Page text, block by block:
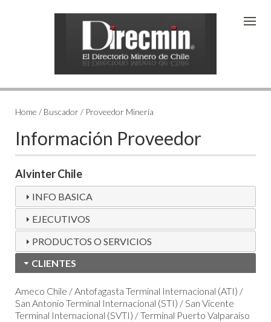
Home / Buscador / Proveedor Minería
Información Proveedor
Alvinter Chile
INFO BASICA
EJECUTIVOS
PRODUCTOS O SERVICIOS
CLIENTES
Ameco Chile / Antofagasta Terminal Internacional (ATI) /
San Antonio Terminal Internacional (STI) / San Vicente
Terminal Internacional (SVTI) / Terminal Puerto Valparaíso